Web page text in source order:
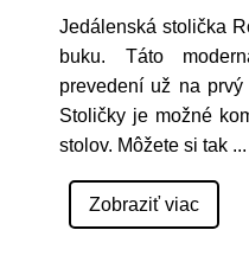
Jedálenská stolička
buku. Táto
prevedení už na
Stoličky je možné
stolov. Môžete si tak ...
Zobraziť viac